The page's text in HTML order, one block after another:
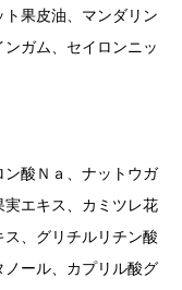
果皮油、マンダリン
ガム、セイロンニッ
酸Ｎａ、ナットウガ
実エキス、カミツレ花
、グリチルリチン酸
ノール、カプリル酸グ